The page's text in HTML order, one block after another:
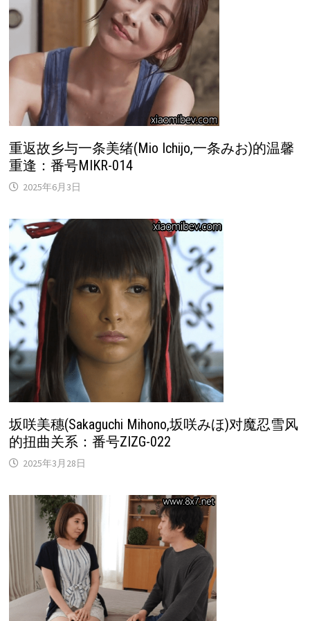
重返故乡与一条美绪(Mio Ichijo,一条みお)的温馨
重逢：番号MIKR-014
2025年6月3日
坂咲美穗(Sakaguchi Mihono,坂咲みほ)对魔忍雪风
的扭曲关系：番号ZIZG-022
2025年3月28日